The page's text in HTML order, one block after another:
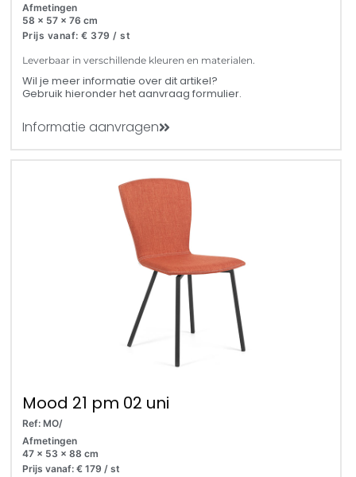
Afmetingen
58 x 57 x 76 cm
Prijs vanaf: € 379 / st
Leverbaar in verschillende kleuren en materialen.
Wil je meer informatie over dit artikel?
Gebruik hieronder het aanvraag formulier.
Informatie aanvragen
Mood 21 pm 02 uni
Ref: MO/
Afmetingen
47 x 53 x 88 cm
Prijs vanaf: € 179 / st